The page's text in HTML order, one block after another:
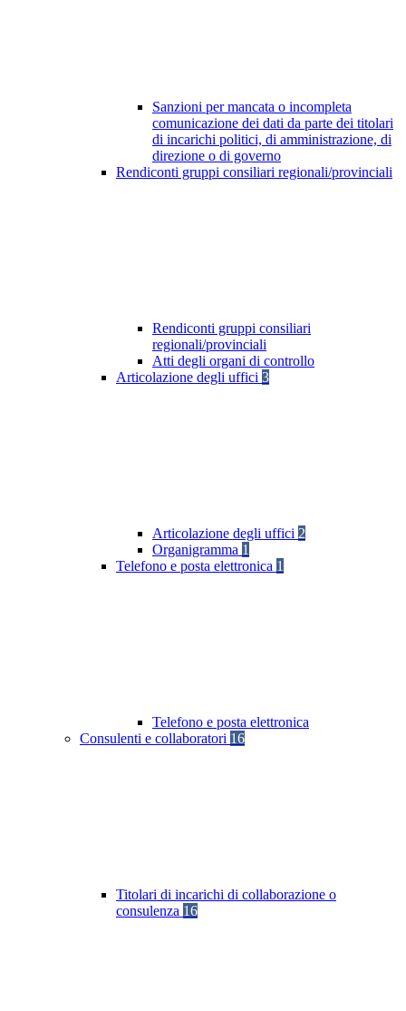
Sanzioni per mancata o incompleta
comunicazione dei dati da parte dei titolari
di incarichi politici, di amministrazione, di
direzione o di governo
Rendiconti gruppi consiliari regionali/provinciali
Rendiconti gruppi consiliari
regionali/provinciali
Atti degli organi di controllo
Articolazione degli uffici 3
Articolazione degli uffici 2
Organigramma 1
Telefono e posta elettronica 1
Telefono e posta elettronica
Consulenti e collaboratori 16
Titolari di incarichi di collaborazione o
consulenza 16